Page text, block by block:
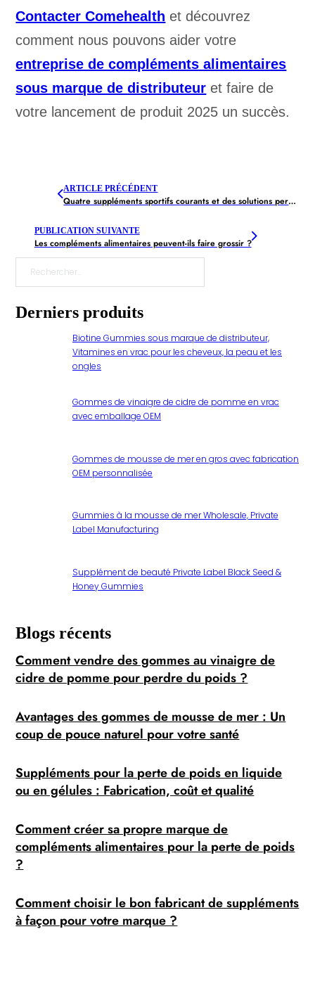
Contacter Comehealth et découvrez
comment nous pouvons aider votre
entreprise de compléments alimentaires
sous marque de distributeur et faire de
votre lancement de produit 2025 un succès.
ARTICLE PRÉCÉDENT
Quatre suppléments sportifs courants et des solutions personnalisées
PUBLICATION SUIVANTE
Les compléments alimentaires peuvent-ils faire grossir ?
Rechercher
Derniers produits
Biotine Gummies sous marque de distributeur,
Vitamines en vrac pour les cheveux, la peau et les
ongles
Gommes de vinaigre de cidre de pomme en vrac
avec emballage OEM
Gommes de mousse de mer en gros avec fabrication
OEM personnalisée
Gummies à la mousse de mer Wholesale, Private
Label Manufacturing
Supplément de beauté Private Label Black Seed &
Honey Gummies
Blogs récents
Comment vendre des gommes au vinaigre de
cidre de pomme pour perdre du poids ?
Avantages des gommes de mousse de mer : Un
coup de pouce naturel pour votre santé
Suppléments pour la perte de poids en liquide
ou en gélules : Fabrication, coût et qualité
Comment créer sa propre marque de
compléments alimentaires pour la perte de poids
?
Comment choisir le bon fabricant de suppléments
à façon pour votre marque ?